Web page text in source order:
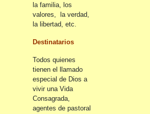
la familia, los
valores, la verdad,
la libertad, etc.
Destinatarios
Todos quienes
tienen el llamado
especial de Dios a
vivir una Vida
Consagrada,
agentes de pastoral